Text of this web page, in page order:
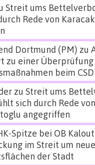
Streit ums
Rede von
Dortmund (PM) zu
zu einer
beim
zu Streit ums
sich durch Rede von
angegriffen
Spitze bei OB
im Streit um neue
der Stadt